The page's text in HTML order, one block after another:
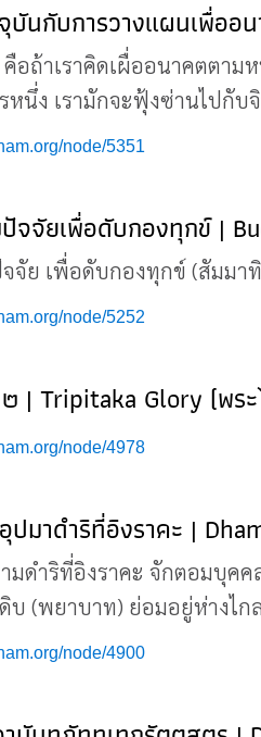
นกับการวางแผนเพื่ออ
อถ้าเราคิดเผื่ออนาคตตาม
หนึ่ง เรามักจะฟุ้งซ่านไปกั
node/5351
จจัยเพื่อดับกองทุกข์ |
จัย เพื่อดับกองทุกข์ (สัมมา
node/5252
| Tripitaka Glory (พร
node/4978
มาดำริที่อิงราคะ |
มดำริที่อิงราคะ จักตอมบุค
บ (พยาบาท) ย่อมอยู่ห่างไ
node/4900